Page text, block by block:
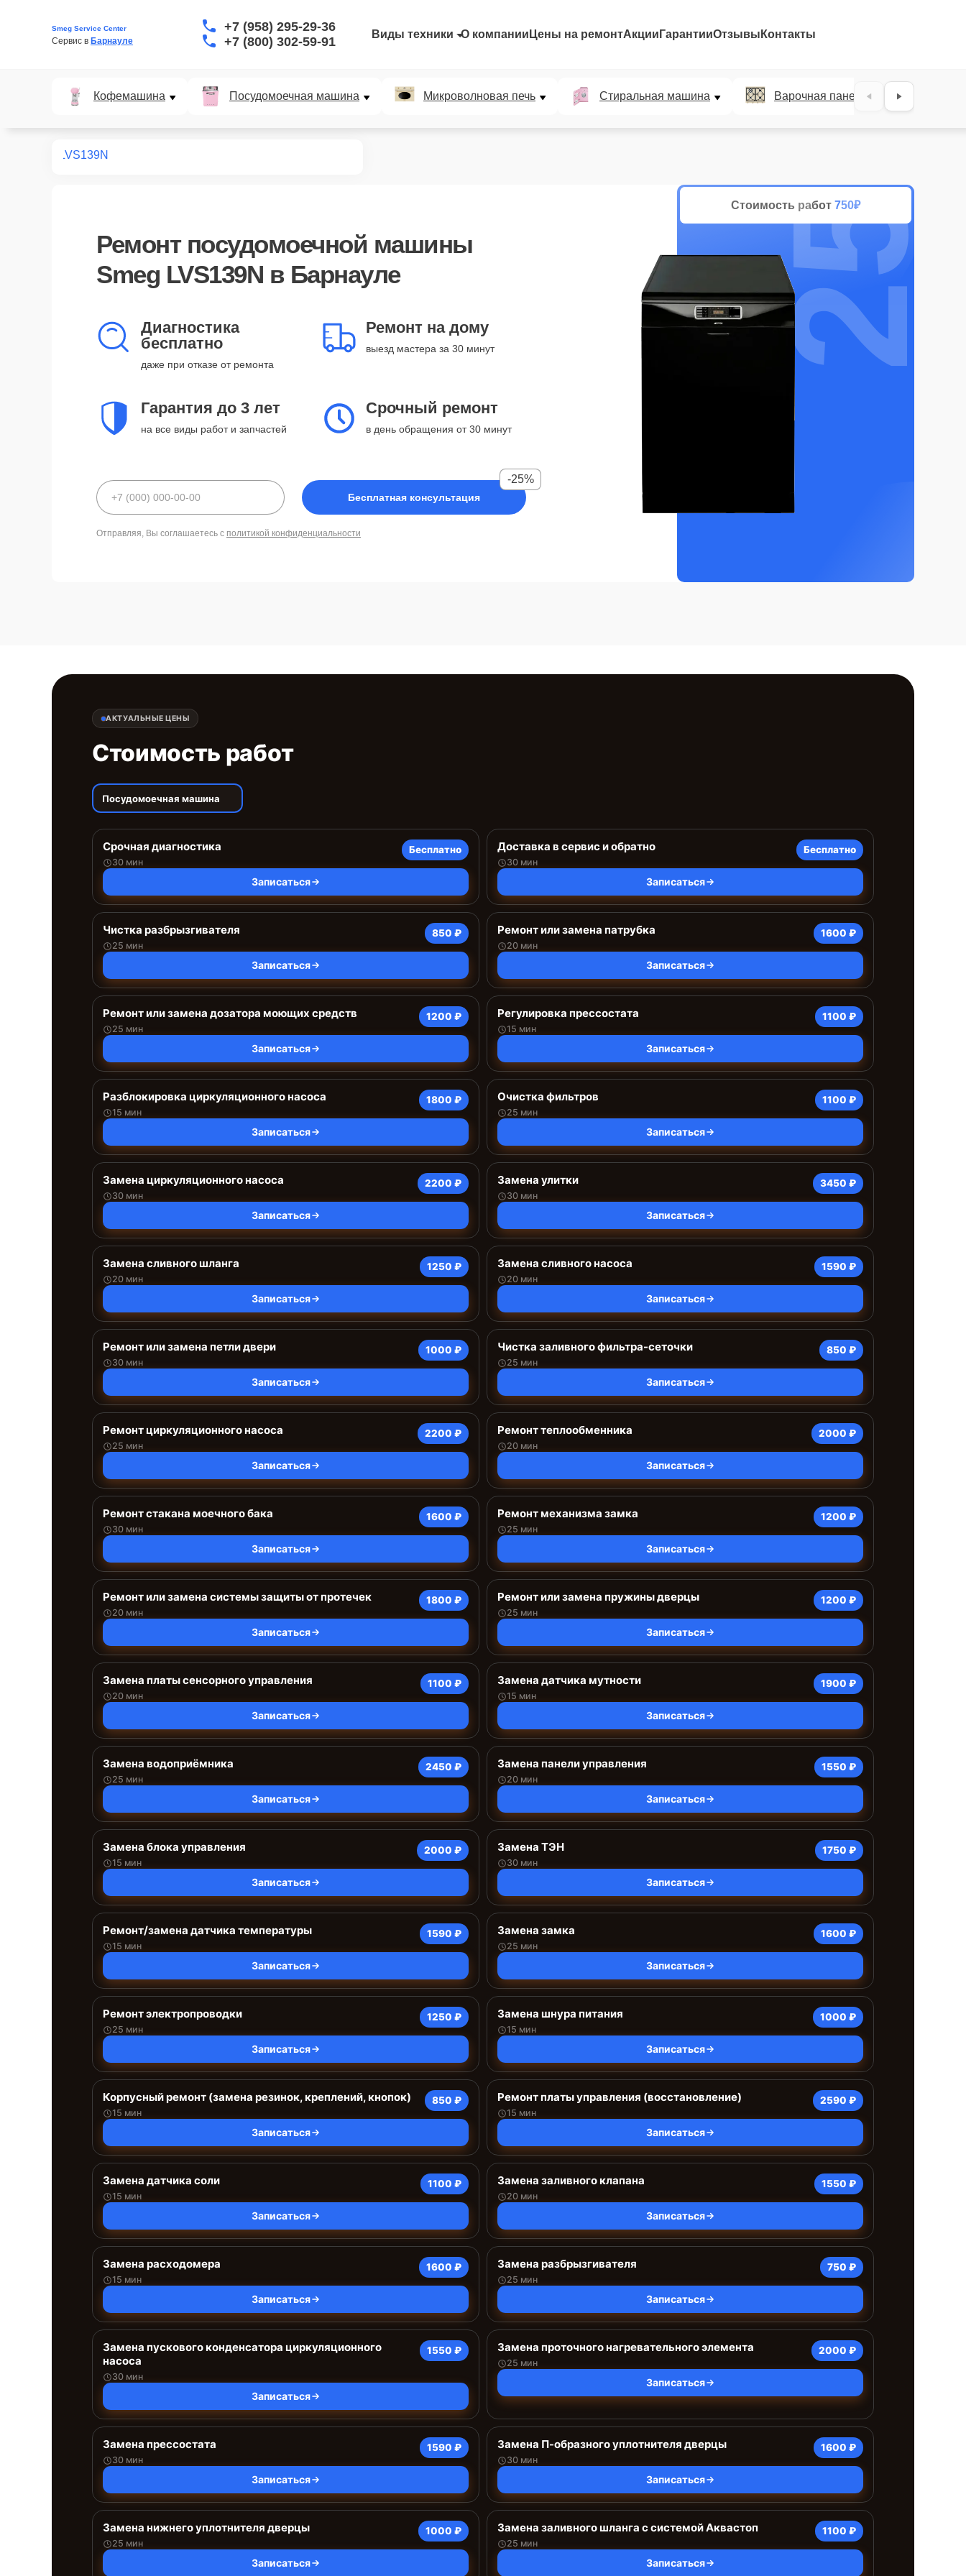
Smeg Service Center
Сервис в Барнауле
+7 (958) 295-29-36
+7 (800) 302-59-91
Виды техники О компании Цены на ремонтАкции ГарантииОтзывы Контакты
Кофемашина Посудомоечная машина Микроволновая печь Стиральная машина Варочная панель
LVS139N
Ремонт посудомоечной машины
Smeg LVS139N в Барнауле
Диагностика
бесплатно
даже при отказе от ремонта
Ремонт на дому
выезд мастера за 30 минут
Гарантия до 3 лет
на все виды работ и запчастей
Срочный ремонт
в день обращения от 30 минут
Бесплатная консультация
-25%
Отправляя, Вы соглашаетесь с политикой конфиденциальности
Стоимость работ 750₽
25%
АКТУАЛЬНЫЕ ЦЕНЫ
Стоимость работ
Посудомоечная машина
Срочная диагностика
30 мин
Бесплатно
Записаться
Доставка в сервис и обратно
30 мин
Бесплатно
Записаться
Чистка разбрызгивателя
25 мин
850 ₽
Записаться
Ремонт или замена патрубка
20 мин
1600 ₽
Записаться
Ремонт или замена дозатора моющих средств
25 мин
1200 ₽
Записаться
Регулировка прессостата
15 мин
1100 ₽
Записаться
Разблокировка циркуляционного насоса
15 мин
1800 ₽
Записаться
Очистка фильтров
25 мин
1100 ₽
Записаться
Замена циркуляционного насоса
30 мин
2200 ₽
Записаться
Замена улитки
30 мин
3450 ₽
Записаться
Замена сливного шланга
20 мин
1250 ₽
Записаться
Замена сливного насоса
20 мин
1590 ₽
Записаться
Ремонт или замена петли двери
30 мин
1000 ₽
Записаться
Чистка заливного фильтра-сеточки
25 мин
850 ₽
Записаться
Ремонт циркуляционного насоса
25 мин
2200 ₽
Записаться
Ремонт теплообменника
20 мин
2000 ₽
Записаться
Ремонт стакана моечного бака
30 мин
1600 ₽
Записаться
Ремонт механизма замка
25 мин
1200 ₽
Записаться
Ремонт или замена системы защиты от протечек
20 мин
1800 ₽
Записаться
Ремонт или замена пружины дверцы
25 мин
1200 ₽
Записаться
Замена платы сенсорного управления
20 мин
1100 ₽
Записаться
Замена датчика мутности
15 мин
1900 ₽
Записаться
Замена водоприёмника
25 мин
2450 ₽
Записаться
Замена панели управления
20 мин
1550 ₽
Записаться
Замена блока управления
15 мин
2000 ₽
Записаться
Замена ТЭН
30 мин
1750 ₽
Записаться
Ремонт/замена датчика температуры
15 мин
1590 ₽
Записаться
Замена замка
25 мин
1600 ₽
Записаться
Ремонт электропроводки
25 мин
1250 ₽
Записаться
Замена шнура питания
15 мин
1000 ₽
Записаться
Корпусный ремонт (замена резинок, креплений, кнопок)
15 мин
850 ₽
Записаться
Ремонт платы управления (восстановление)
15 мин
2590 ₽
Записаться
Замена датчика соли
15 мин
1100 ₽
Записаться
Замена заливного клапана
20 мин
1550 ₽
Записаться
Замена расходомера
15 мин
1600 ₽
Записаться
Замена разбрызгивателя
25 мин
750 ₽
Записаться
Замена пускового конденсатора циркуляционного
насоса
30 мин
1550 ₽
Записаться
Замена проточного нагревательного элемента
25 мин
2000 ₽
Записаться
Замена прессостата
30 мин
1590 ₽
Записаться
Замена П-образного уплотнителя дверцы
30 мин
1600 ₽
Записаться
Замена нижнего уплотнителя дверцы
25 мин
1000 ₽
Записаться
Замена заливного шланга с системой Аквастоп
25 мин
1100 ₽
Записаться